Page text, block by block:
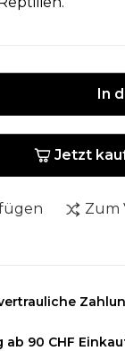
In
Jetzt
Zum
90 CHF